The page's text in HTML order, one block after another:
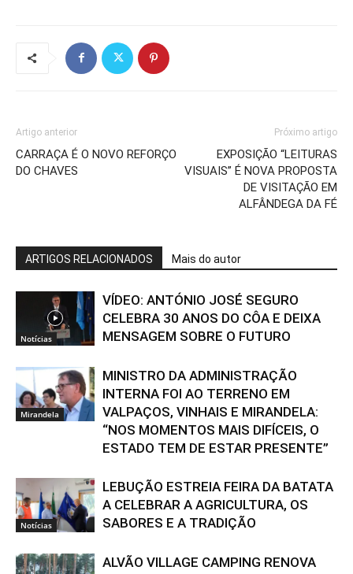
Artigo anterior
CARRAÇA É O NOVO REFORÇO
DO CHAVES
Próximo artigo
EXPOSIÇÃO “LEITURAS
VISUAIS” É NOVA PROPOSTA
DE VISITAÇÃO EM
ALFÂNDEGA DA FÉ
ARTIGOS RELACIONADOS Mais do autor
Notícias
VÍDEO: ANTÓNIO JOSÉ SEGURO
CELEBRA 30 ANOS DO CÔA E DEIXA
MENSAGEM SOBRE O FUTURO
Mirandela
MINISTRO DA ADMINISTRAÇÃO
INTERNA FOI AO TERRENO EM
VALPAÇOS, VINHAIS E MIRANDELA:
“NOS MOMENTOS MAIS DIFÍCEIS, O
ESTADO TEM DE ESTAR PRESENTE”
Notícias
LEBUÇÃO ESTREIA FEIRA DA BATATA
A CELEBRAR A AGRICULTURA, OS
SABORES E A TRADIÇÃO
ALVÃO VILLAGE CAMPING RENOVA